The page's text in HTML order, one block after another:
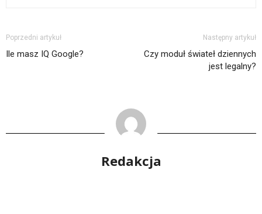
Poprzedni artykuł
Ile masz IQ Google?
Następny artykuł
Czy moduł świateł dziennych
jest legalny?
Redakcja